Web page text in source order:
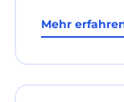
Mehr